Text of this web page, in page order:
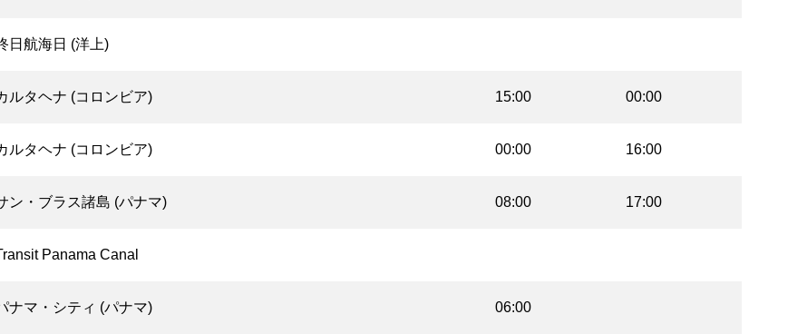
日航海日 (洋上)
ルタヘナ (コロンビア) 15:00 00:00
ルタヘナ (コロンビア) 00:00 16:00
ン・ブラス諸島 (パナマ) 08:00 17:00
Panama Canal
ナマ・シティ (パナマ) 06:00